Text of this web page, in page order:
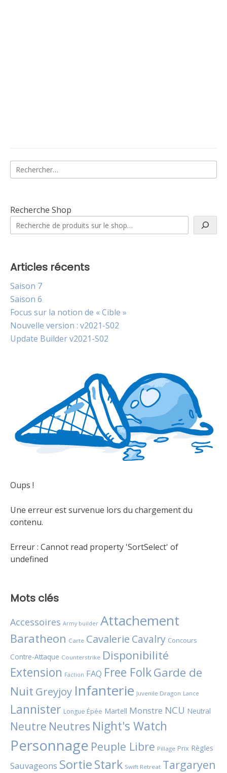
Rechercher :
Recherche Shop
Articles récents
Saison 7
Saison 6
Focus sur la notion de « Cible »
Nouvelle version : v2021-S02
Update Builder v2021-S02
Oups !
Une erreur est survenue lors du chargement du
contenu.
Erreur : Cannot read property 'SortSelect' of
undefined
Mots clés
Accessoires Army builder Attachement
Baratheon Carte Cavalerie Cavalry Concours
Contre-Attaque Counterstrike Disponibilité
Extension Faction FAQ Free FolkGarde de
Nuit Greyjoy Infanterie Juvenile Dragon Lance
Lannister Longue Épée Martell Monstre NCU Neutral
Neutre Neutres Night's Watch
Personnage Peuple Libre Pillage Prix Règles
Sauvageons SortieStark Swift Retreat Targaryen